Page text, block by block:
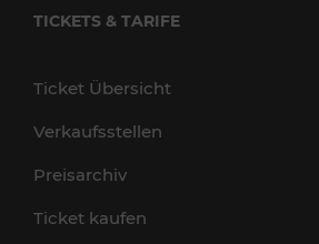
TICKETS & TARIFE
Ticket Übersicht
Verkaufsstellen
Preisarchiv
Ticket kaufen